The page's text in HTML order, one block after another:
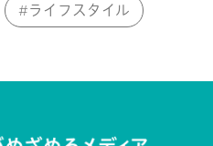
ライフスタイル